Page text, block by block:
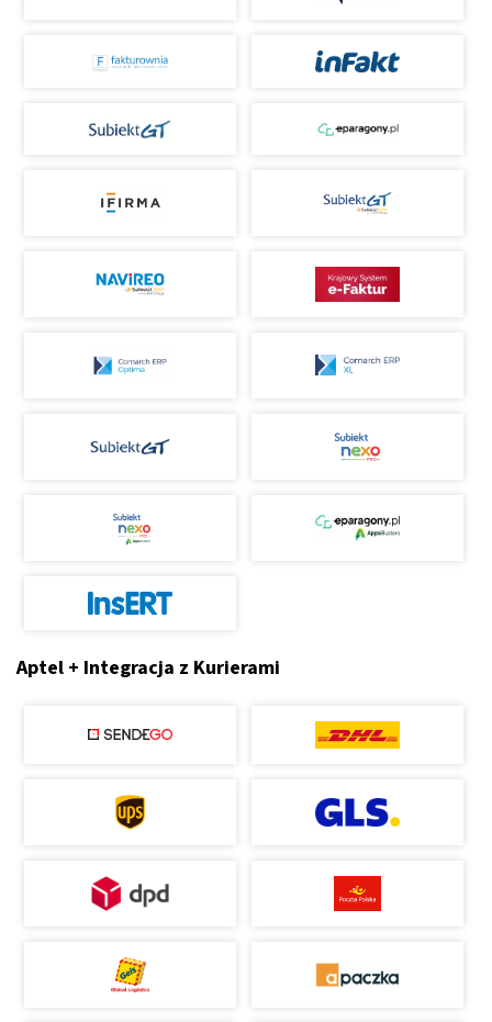
Aptel + Integracja z Kurierami